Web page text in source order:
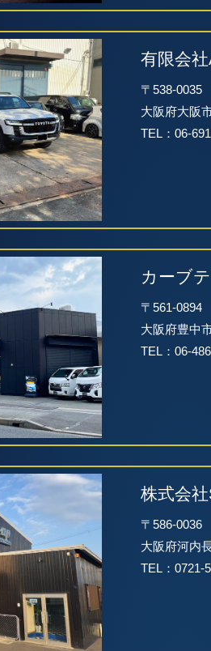
有限会
〒538-0035
大阪府大阪
TEL：06-
カーブ
〒561-0894
大阪府豊中
TEL：06-
株式会
〒586-0036
大阪府河内
TEL：0721-